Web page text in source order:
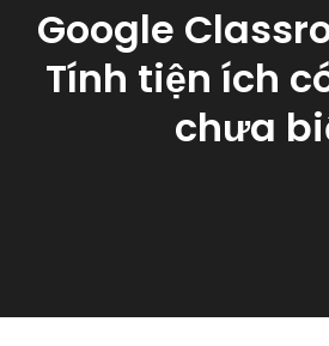
Google
Tính tiện ích
chưa